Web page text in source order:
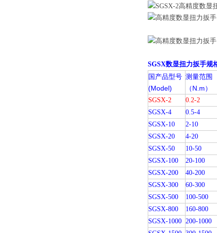
SGSX数显扭力扳手规
国产品型号
(Model)
测量范围
（N.m）
SGSX-2
0.2-2
SGSX-4
0.5-4
SGSX-10
2-10
SGSX-20
4-20
SGSX-50
10-50
SGSX-100
20-100
SGSX-200
40-200
SGSX-300
60-300
SGSX-500
100-500
SGSX-800
160-800
SGSX-1000 200-1000